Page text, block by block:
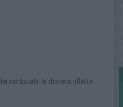
sindacati: la diocesi riflette